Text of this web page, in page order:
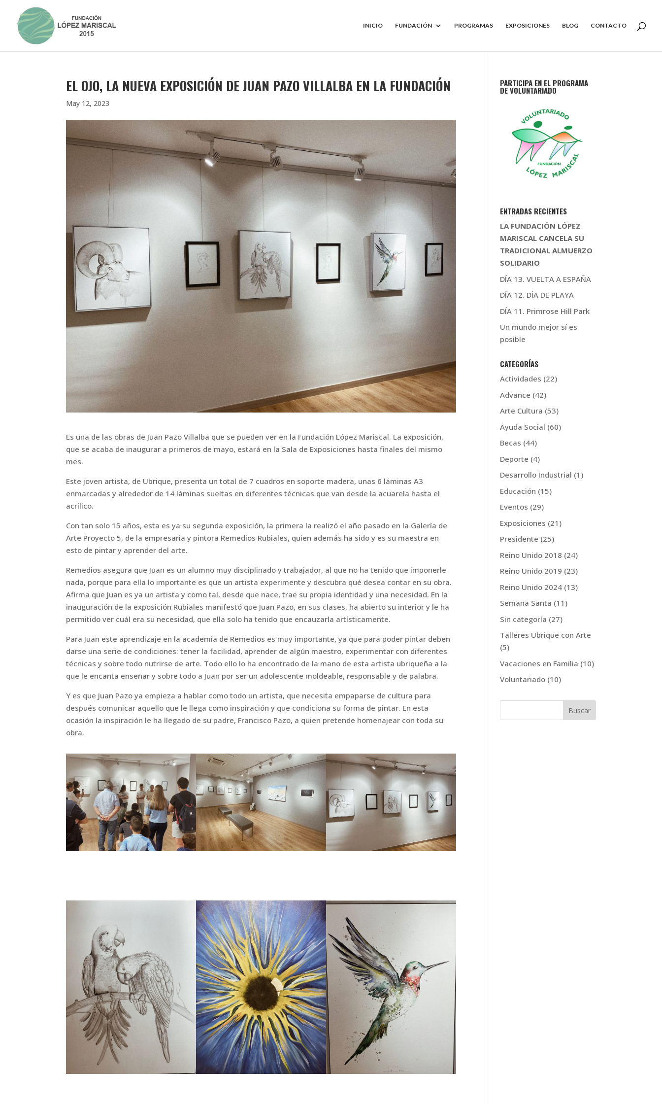
INICIO FUNDACIÓN PROGRAMAS EXPOSICIONES BLOG CONTACTO
EL OJO, LA NUEVA EXPOSICIÓN DE JUAN PAZO VILLALBA EN LA FUNDACIÓN
May 12, 2023
Es una de las obras de Juan Pazo Villalba que se pueden ver en la Fundación López Mariscal. La exposición,
que se acaba de inaugurar a primeros de mayo, estará en la Sala de Exposiciones hasta finales del mismo
mes.
Este joven artista, de Ubrique, presenta un total de 7 cuadros en soporte madera, unas 6 láminas A3
enmarcadas y alrededor de 14 láminas sueltas en diferentes técnicas que van desde la acuarela hasta el
acrílico.
Con tan solo 15 años, esta es ya su segunda exposición, la primera la realizó el año pasado en la Galería de
Arte Proyecto 5, de la empresaria y pintora Remedios Rubiales, quien además ha sido y es su maestra en
esto de pintar y aprender del arte.
Remedios asegura que Juan es un alumno muy disciplinado y trabajador, al que no ha tenido que imponerle
nada, porque para ella lo importante es que un artista experimente y descubra qué desea contar en su obra.
Afirma que Juan es ya un artista y como tal, desde que nace, trae su propia identidad y una necesidad. En la
inauguración de la exposición Rubiales manifestó que Juan Pazo, en sus clases, ha abierto su interior y le ha
permitido ver cuál era su necesidad, que ella solo ha tenido que encauzarla artísticamente.
Para Juan este aprendizaje en la academia de Remedios es muy importante, ya que para poder pintar deben
darse una serie de condiciones: tener la facilidad, aprender de algún maestro, experimentar con diferentes
técnicas y sobre todo nutrirse de arte. Todo ello lo ha encontrado de la mano de esta artista ubriqueña a la
que le encanta enseñar y sobre todo a Juan por ser un adolescente moldeable, responsable y de palabra.
Y es que Juan Pazo ya empieza a hablar como todo un artista, que necesita empaparse de cultura para
después comunicar aquello que le llega como inspiración y que condiciona su forma de pintar. En esta
ocasión la inspiración le ha llegado de su padre, Francisco Pazo, a quien pretende homenajear con toda su
obra.
PARTICIPA EN EL PROGRAMA
DE VOLUNTARIADO
ENTRADAS RECIENTES
LA FUNDACIÓN LÓPEZ
MARISCAL CANCELA SU
TRADICIONAL ALMUERZO
SOLIDARIO
DÍA 13. VUELTA A ESPAÑA
DÍA 12. DÍA DE PLAYA
DÍA 11. Primrose Hill Park
Un mundo mejor sí es
posible
CATEGORÍAS
Actividades (22)
Advance (42)
Arte Cultura (53)
Ayuda Social (60)
Becas (44)
Deporte (4)
Desarrollo Industrial (1)
Educación (15)
Eventos (29)
Exposiciones (21)
Presidente (25)
Reino Unido 2018 (24)
Reino Unido 2019 (23)
Reino Unido 2024 (13)
Semana Santa (11)
Sin categoría (27)
Talleres Ubrique con Arte
(5)
Vacaciones en Familia (10)
Voluntariado (10)